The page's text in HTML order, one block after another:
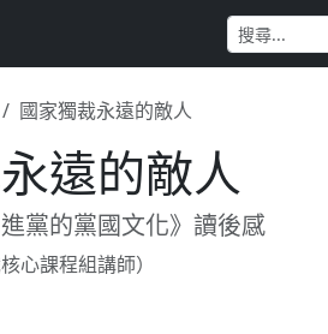
國家獨裁永遠的敵人
遠的敵人
黨的黨國文化》讀後感
心課程組講師）